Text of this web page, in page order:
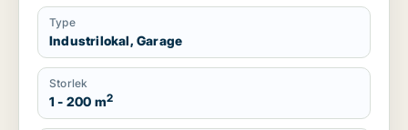
Type
Industrilokal, Garage
Storlek
1 - 200 m2